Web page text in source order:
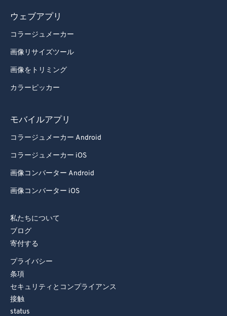
ウェブアプリ
コラージュメーカー
画像リサイズツール
画像をトリミング
カラーピッカー
モバイルアプリ
コラージュメーカー Android
コラージュメーカー iOS
画像コンバーター Android
画像コンバーター iOS
私たちについて
ブログ
寄付する
プライバシー
条項
セキュリティとコンプライアンス
接触
status